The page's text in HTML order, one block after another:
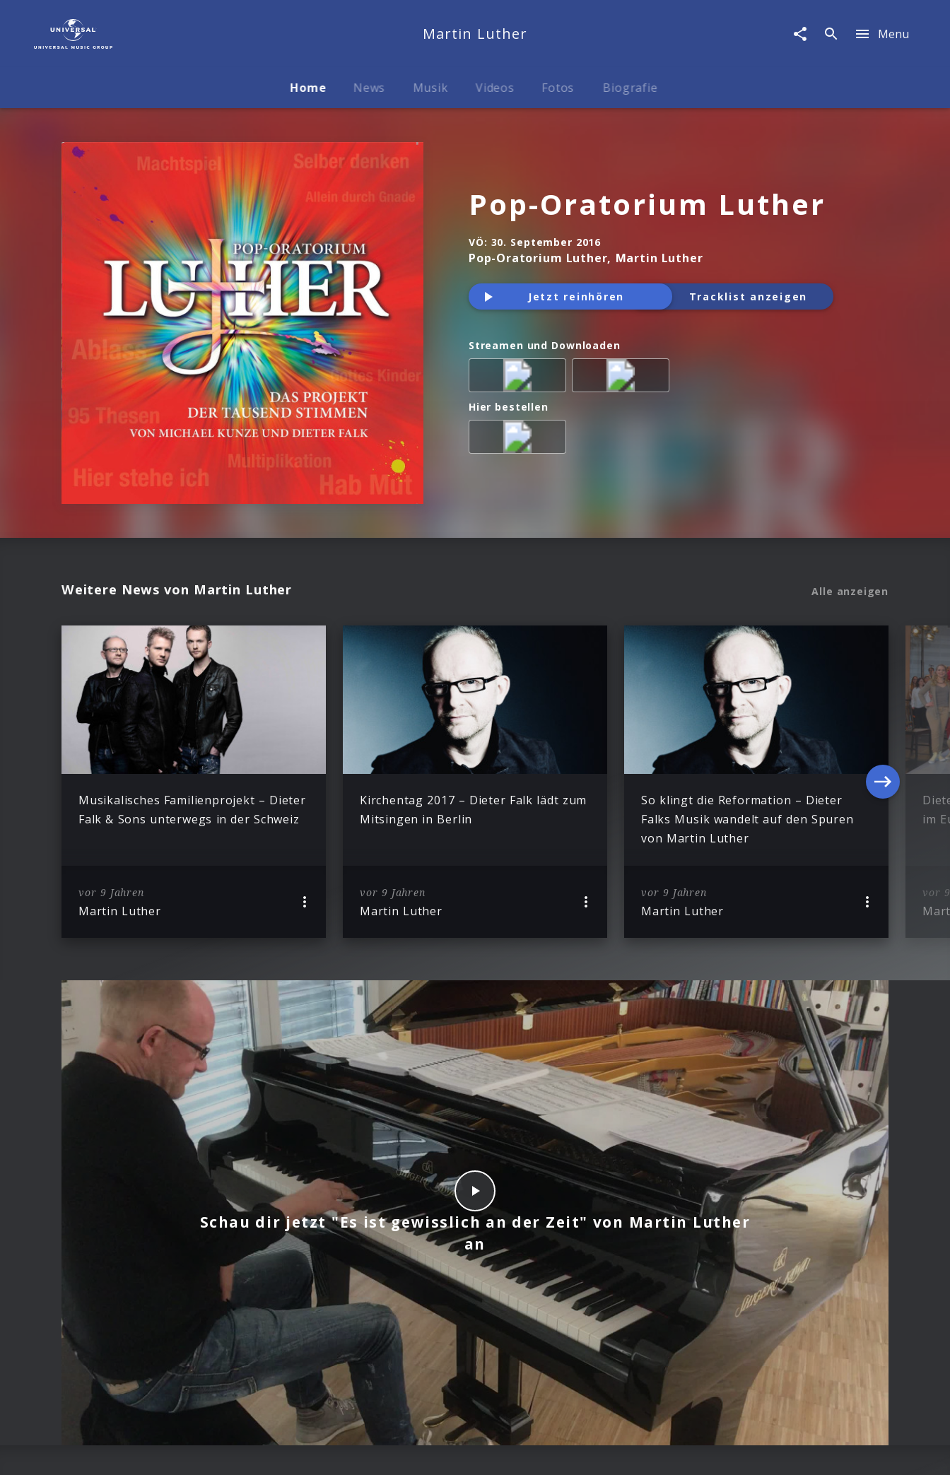
Martin Luther Menu
Home News Musik Videos Fotos Biografie
Pop-Oratorium Luther
VÖ: 30. September 2016
Pop-Oratorium Luther, Martin Luther
Jetzt reinhören Tracklist anzeigen
Streamen und Downloaden
Hier bestellen
Weitere News von Martin Luther Alle anzeigen
Musikalisches Familienprojekt – Dieter
Falk & Sons unterwegs in der Schweiz
vor 9 Jahren
Martin Luther
Kirchentag 2017 – Dieter Falk lädt zum
Mitsingen in Berlin
vor 9 Jahren
Martin Luther
So klingt die Reformation – Dieter
Falks Musik wandelt auf den Spuren
von Martin Luther
vor 9 Jahren
Martin Luther
im
vor
Schau dir jetzt "Es ist gewisslich an der Zeit" von Martin Luther
an